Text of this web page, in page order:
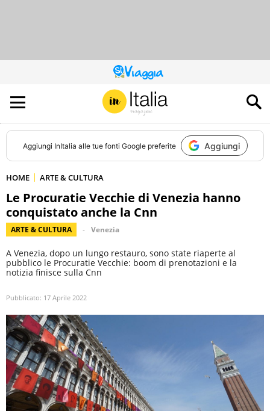
QUESTO
SITO
CONTRIBUISCE
ALL’AUDIENCE
DI
Aggiungi InItalia alle tue fonti Google preferite Aggiungi
HOME ARTE & CULTURA
Le Procuratie Vecchie di Venezia hanno
conquistato anche la Cnn
ARTE & CULTURA Venezia
A Venezia, dopo un lungo restauro, sono state riaperte al
pubblico le Procuratie Vecchie: boom di prenotazioni e la
notizia finisce sulla Cnn
Pubblicato: 17 Aprile 2022